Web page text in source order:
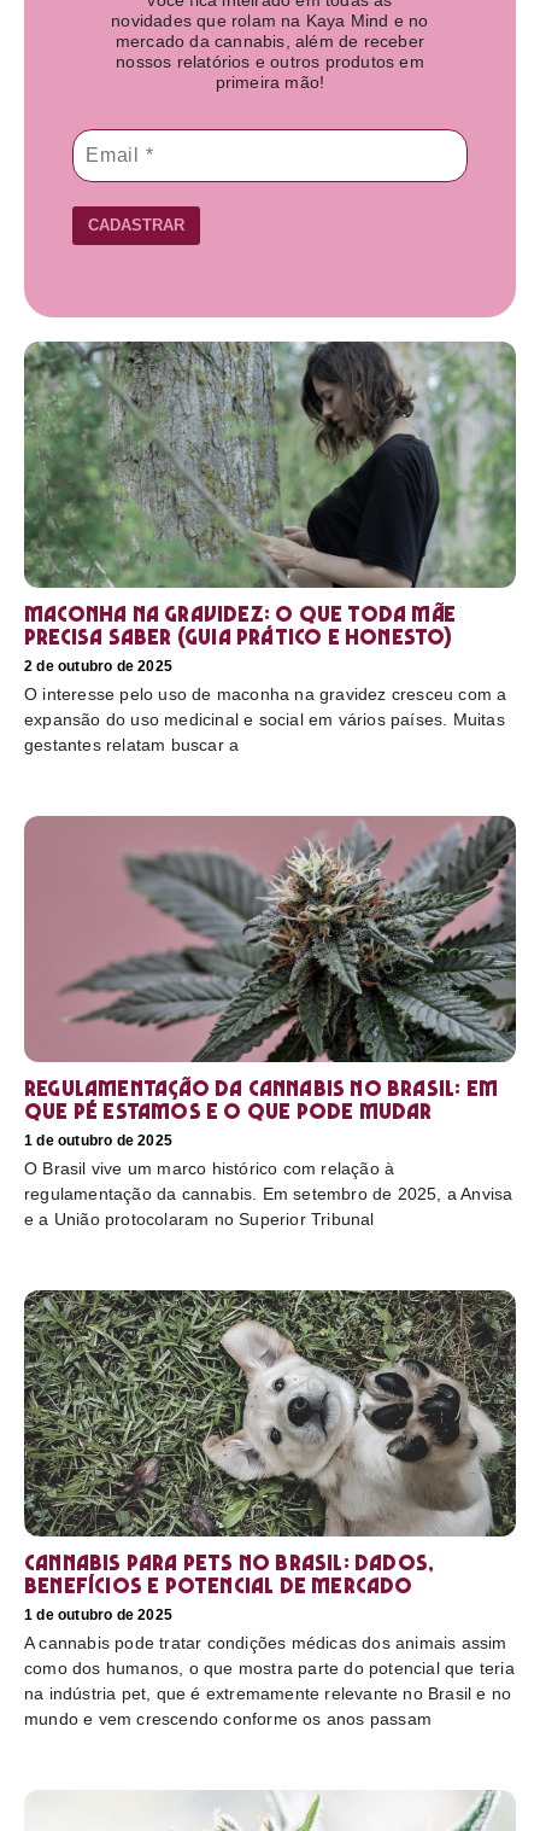
novidades que rolam na Kaya Mind e no
mercado da cannabis, além de receber
nossos relatórios e outros produtos em
primeira mão!
CADASTRAR
Maconha na gravidez: o que toda mãe
precisa saber (guia prático e honesto)
2 de outubro de 2025
O interesse pelo uso de maconha na gravidez cresceu com a
expansão do uso medicinal e social em vários países. Muitas
gestantes relatam buscar a
Regulamentação da cannabis no Brasil: em
que pé estamos e o que pode mudar
1 de outubro de 2025
O Brasil vive um marco histórico com relação à
regulamentação da cannabis. Em setembro de 2025, a Anvisa
e a União protocolaram no Superior Tribunal
Cannabis para pets no Brasil: dados,
benefícios e potencial de mercado
1 de outubro de 2025
A cannabis pode tratar condições médicas dos animais assim
como dos humanos, o que mostra parte do potencial que teria
na indústria pet, que é extremamente relevante no Brasil e no
mundo e vem crescendo conforme os anos passam